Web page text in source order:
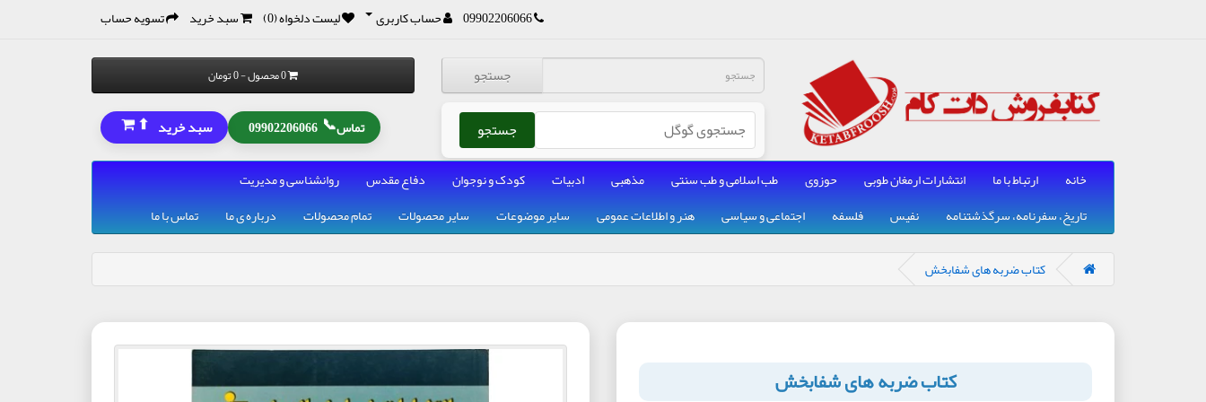
09902206066 حساب کاربری لیست دلخواه (0) سبد خرید تسویه حساب
جستجو
جستجو
0 محصول - 0 تومان
تماس📞
09902206066 سبد خرید ⬆
خانه ارتباط با ما انتشارات ارمغان طوبی حوزوی طب اسلامی و طب سنتی مذهبی ادبیات کودک و نوجوان دفاع مقدس
روانشناسی و مدیریت
تاریخ، سفرنامه، سرگذشتنامه
نفیس فلسفه اجتماعی و سیاسی هنر و اطلاعات عمومی سایر موضوعات سایر محصولات تمام محصولات درباره ی ما تماس با ما
کتاب ضربه های شفابخش
کتاب ضربه های شفابخش